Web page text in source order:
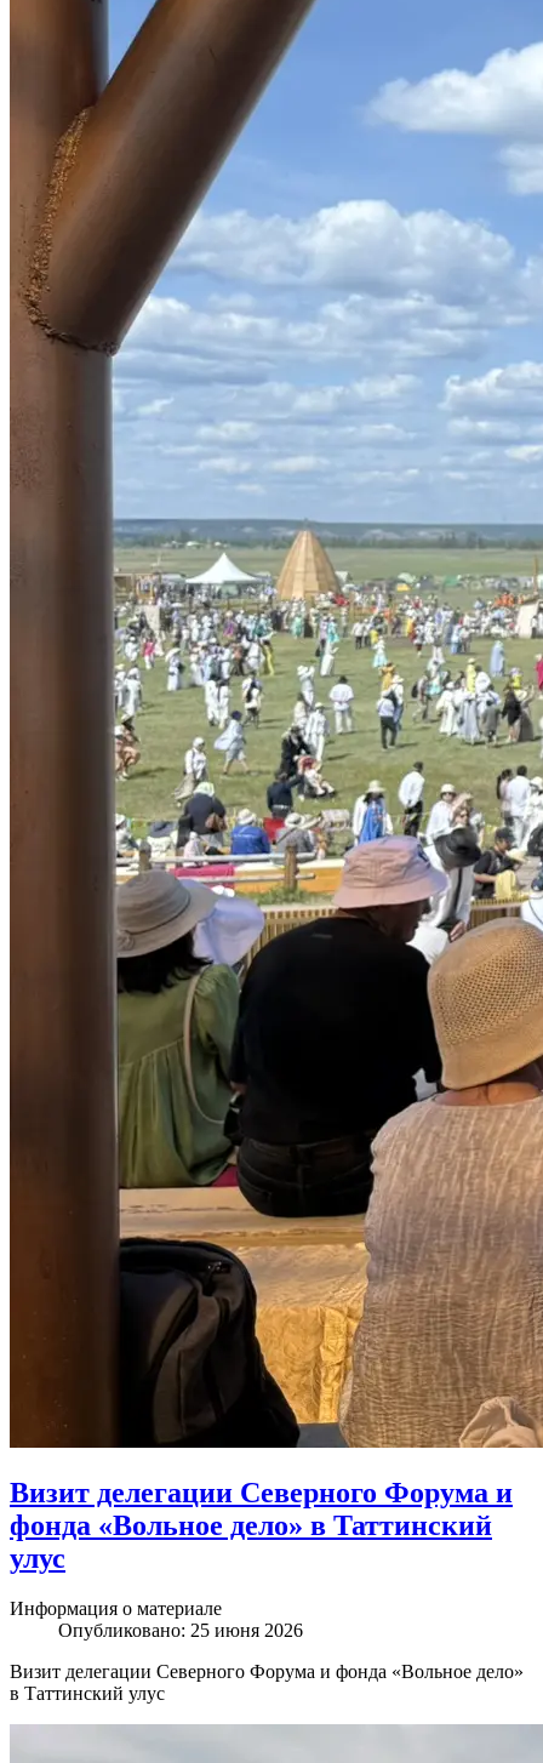
Визит делегации Северного Форума и
фонда «Вольное дело» в Таттинский
улус
Информация о материале
Опубликовано: 25 июня 2026
Визит делегации Северного Форума и фонда «Вольное дело»
в Таттинский улус